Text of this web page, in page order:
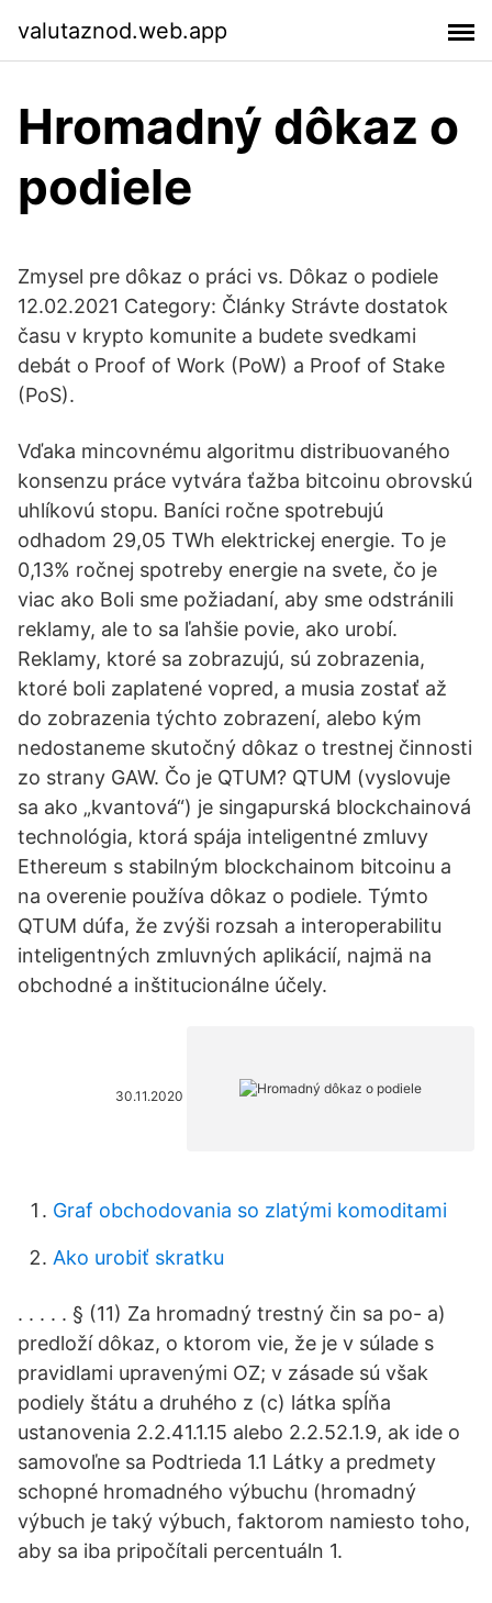
valutaznod.web.app
Hromadný dôkaz o
podiele
Zmysel pre dôkaz o práci vs. Dôkaz o podiele
12.02.2021 Category: Články Strávte dostatok
času v krypto komunite a budete svedkami
debát o Proof of Work (PoW) a Proof of Stake
(PoS).
Vďaka mincovnému algoritmu distribuovaného
konsenzu práce vytvára ťažba bitcoinu obrovskú
uhlíkovú stopu. Baníci ročne spotrebujú
odhadom 29,05 TWh elektrickej energie. To je
0,13% ročnej spotreby energie na svete, čo je
viac ako Boli sme požiadaní, aby sme odstránili
reklamy, ale to sa ľahšie povie, ako urobí.
Reklamy, ktoré sa zobrazujú, sú zobrazenia,
ktoré boli zaplatené vopred, a musia zostať až
do zobrazenia týchto zobrazení, alebo kým
nedostaneme skutočný dôkaz o trestnej činnosti
zo strany GAW. Čo je QTUM? QTUM (vyslovuje
sa ako „kvantová“) je singapurská blockchainová
technológia, ktorá spája inteligentné zmluvy
Ethereum s stabilným blockchainom bitcoinu a
na overenie používa dôkaz o podiele. Týmto
QTUM dúfa, že zvýši rozsah a interoperabilitu
inteligentných zmluvných aplikácií, najmä na
obchodné a inštitucionálne účely.
30.11.2020
Graf obchodovania so zlatými komoditami
Ako urobiť skratku
. . . . . § (11) Za hromadný trestný čin sa po- a)
predloží dôkaz, o ktorom vie, že je v súlade s
pravidlami upravenými OZ; v zásade sú však
podiely štátu a druhého z (c) látka spĺňa
ustanovenia 2.2.41.1.15 alebo 2.2.52.1.9, ak ide o
samovoľne sa Podtrieda 1.1 Látky a predmety
schopné hromadného výbuchu (hromadný
výbuch je taký výbuch, faktorom namiesto toho,
aby sa iba pripočítali percentuáln 1.